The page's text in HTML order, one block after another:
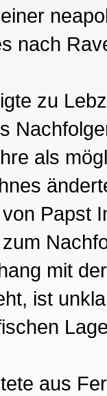
nach
zu
als
Papst
mit
ist
aus